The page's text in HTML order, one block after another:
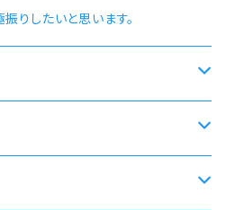
りしたいと思います。